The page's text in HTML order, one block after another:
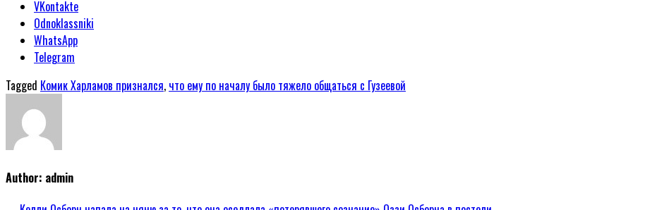
VKontakte
Odnoklassniki
WhatsApp
Telegram
Tagged Комик Харламов признался, что ему по началу было тяжело общаться с Гузеевой
Author: admin